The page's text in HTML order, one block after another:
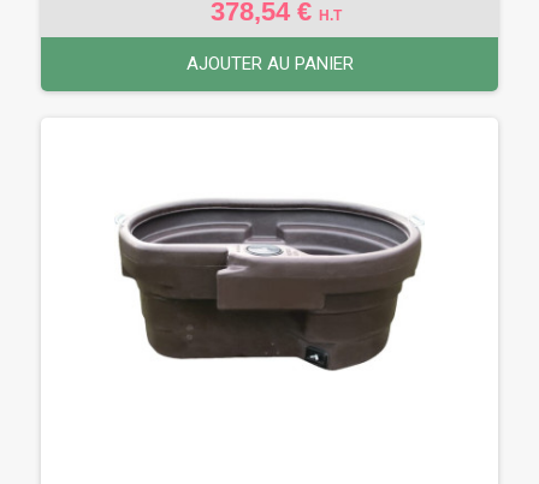
378,54 € H.T
AJOUTER AU PANIER